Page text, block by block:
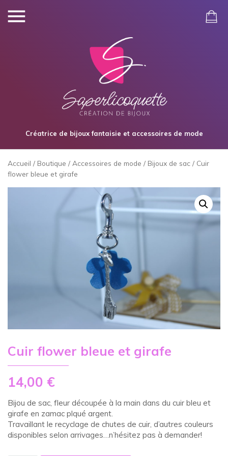
Créatrice de bijoux fantaisie et accessoires de mode
Accueil / Boutique / Accessoires de mode / Bijoux de sac / Cuir
flower bleue et girafe
Cuir flower bleue et girafe
14,00 €
Bijou de sac, fleur découpée à la main dans du cuir bleu et
girafe en zamac plqué argent.
Travaillant le recyclage de chutes de cuir, d’autres couleurs
disponibles selon arrivages…n’hésitez pas à demander!